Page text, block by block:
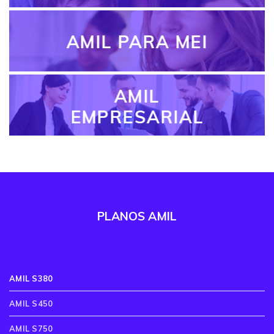
AMIL PARA MEI
AMIL
EMPRESARIAL
PLANOS AMIL
AMIL S380
AMIL S450
AMIL S750